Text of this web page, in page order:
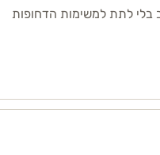
לתת למשימות הדחופות